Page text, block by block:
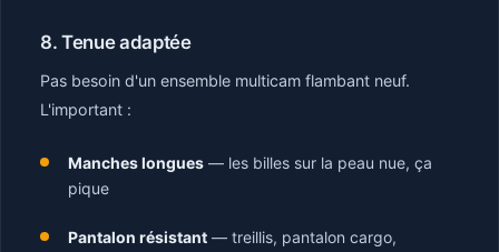
8. Tenue adaptée
Pas besoin d'un ensemble multicam flambant neuf.
L'important :
Manches longues — les billes sur la peau nue, ça
pique
Pantalon résistant — treillis, pantalon cargo,